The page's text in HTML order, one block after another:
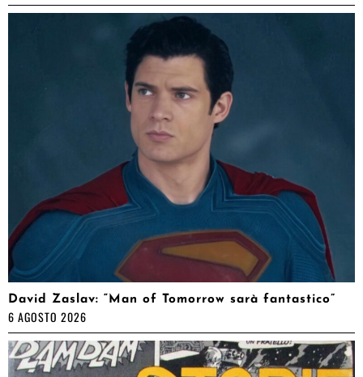
David Zaslav: “Man of Tomorrow sarà fantastico”
6 AGOSTO 2026